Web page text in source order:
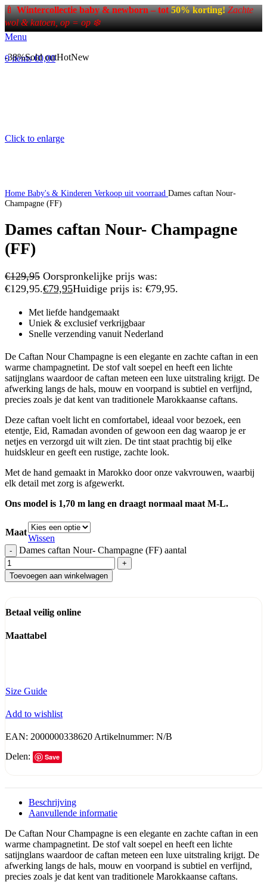
🍼Wintercollectie baby & newborn – tot50% korting! Zachte
wol & katoen, op = op ❄️
Menu
0items €0,00
-38%Sold outHotNew
Click to enlarge
Home Baby's & Kinderen Verkoop uit voorraad Dames caftan Nour-
Champagne (FF)
Dames caftan Nour- Champagne
(FF)
€129,95 Oorspronkelijke prijs was:
€129,95.€79,95Huidige prijs is: €79,95.
Met liefde handgemaakt
Uniek & exclusief verkrijgbaar
Snelle verzending vanuit Nederland
De Caftan Nour Champagne is een elegante en zachte caftan in een
warme champagnetint. De stof valt soepel en heeft een lichte
satijnglans waardoor de caftan meteen een luxe uitstraling krijgt. De
afwerking langs de hals, mouw en voorpand is subtiel en verfijnd,
precies zoals je dat kent van traditionele Marokkaanse caftans.
Deze caftan voelt licht en comfortabel, ideaal voor bezoek, een
etentje, Eid, Ramadan avonden of gewoon een dag waarop je er
netjes en verzorgd uit wilt zien. De tint staat prachtig bij elke
huidskleur en geeft een rustige, zachte look.
Met de hand gemaakt in Marokko door onze vakvrouwen, waarbij
elk detail met zorg is afgewerkt.
Ons model is 1,70 m lang en draagt normaal maat M-L.
Maat
Wissen
Dames caftan Nour- Champagne (FF) aantal
Toevoegen aan winkelwagen
Betaal veilig online
Maattabel
Size Guide
Add to wishlist
EAN: 2000000338620 Artikelnummer: N/B
Delen:
Save
Beschrijving
Aanvullende informatie
De Caftan Nour Champagne is een elegante en zachte caftan in een
warme champagnetint. De stof valt soepel en heeft een lichte
satijnglans waardoor de caftan meteen een luxe uitstraling krijgt. De
afwerking langs de hals, mouw en voorpand is subtiel en verfijnd,
precies zoals je dat kent van traditionele Marokkaanse caftans.